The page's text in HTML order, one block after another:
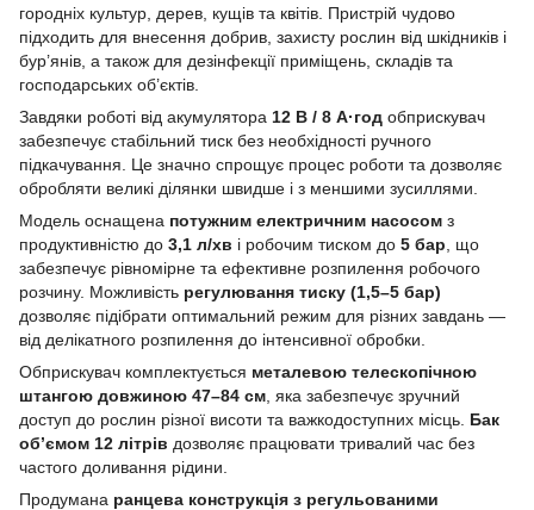
городніх культур, дерев, кущів та квітів. Пристрій чудово
підходить для внесення добрив, захисту рослин від шкідників і
бур’янів, а також для дезінфекції приміщень, складів та
господарських об’єктів.
Завдяки роботі від акумулятора 12 В / 8 А·год обприскувач
забезпечує стабільний тиск без необхідності ручного
підкачування. Це значно спрощує процес роботи та дозволяє
обробляти великі ділянки швидше і з меншими зусиллями.
Модель оснащена потужним електричним насосом з
продуктивністю до 3,1 л/хв і робочим тиском до 5 бар , що
забезпечує рівномірне та ефективне розпилення робочого
розчину. Можливість регулювання тиску (1,5–5 бар)
дозволяє підібрати оптимальний режим для різних завдань —
від делікатного розпилення до інтенсивної обробки.
Обприскувач комплектується металевою телескопічною
штангою довжиною 47–84 см , яка забезпечує зручний
доступ до рослин різної висоти та важкодоступних місць. Бак
об’ємом 12 літрів дозволяє працювати тривалий час без
частого доливання рідини.
Продумана ранцева конструкція з регульованими